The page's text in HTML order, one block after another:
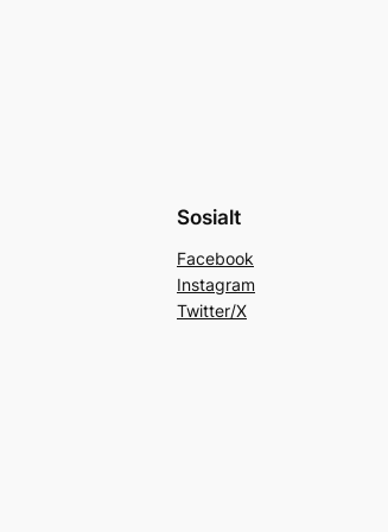
Sosialt
Facebook
Instagram
Twitter/X